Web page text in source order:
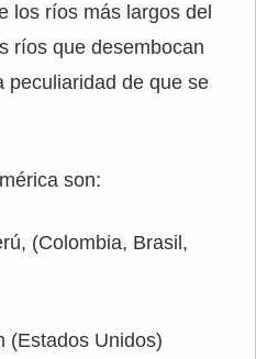
los ríos más largos del
ríos que desembocan
peculiaridad de que se
son:
(Colombia, Brasil,
(Estados Unidos)